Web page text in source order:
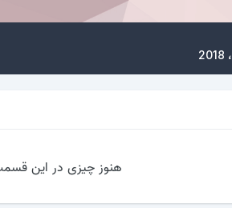
هنوز چیزی در این